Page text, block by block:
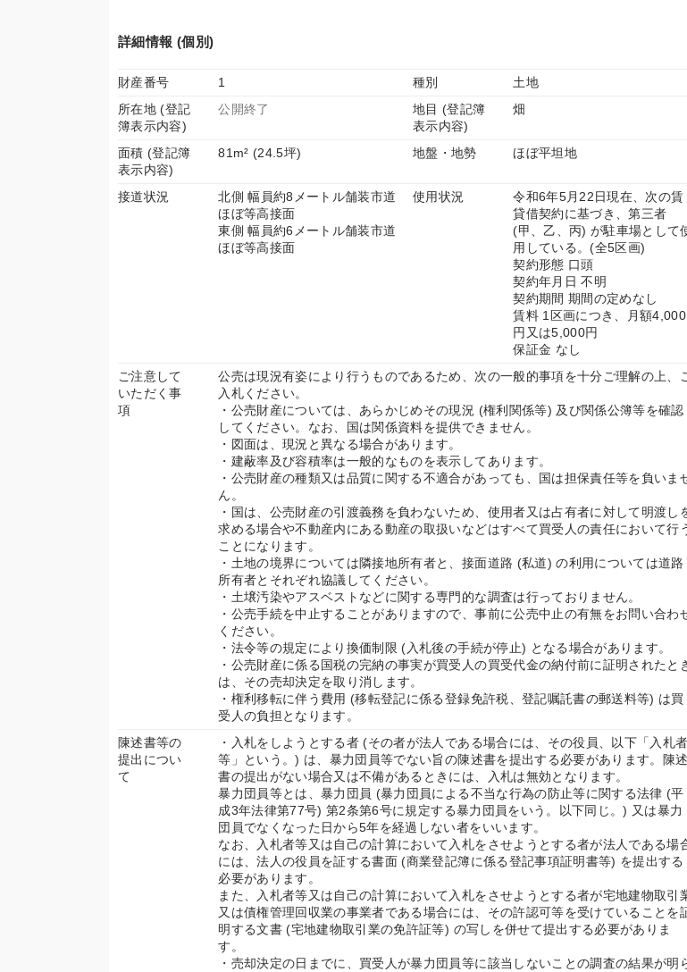
詳細情報 (個別)
財産番号 1 種別
土地
所在地 (登記
簿表示内容)
公開終了
地目 (登記簿
表示内容)
畑
面積 (登記簿
表示内容)
81m² (24.5坪) 地盤・地勢 ほぼ平坦地
接道状況
北側 幅員約8メートル舗装市道
ほぼ等高接面
東側 幅員約6メートル舗装市道
ほぼ等高接面
使用状況
令和6年5月22日現在、次の賃
貸借契約に基づき、第三者
(甲、乙、丙) が駐車場として
用している。(全5区画)
契約形態 口頭
契約年月日 不明
契約期間 期間の定めなし
賃料 1区画につき、月額4,000
円又は5,000円
保証金 なし
ご注意して
いただく事
項
公売は現況有姿により行うものであるため、次の一般的事項を十分ご理解の上、
入札ください。
・公売財産については、あらかじめその現況 (権利関係等) 及び関係公簿等を確認
してください。なお、国は関係資料を提供できません。
・図面は、現況と異なる場合があります。
・建蔽率及び容積率は一般的なものを表示してあります。
・公売財産の種類又は品質に関する不適合があっても、国は担保責任等を負いま
ん。
・国は、公売財産の引渡義務を負わないため、使用者又は占有者に対して明渡し
求める場合や不動産内にある動産の取扱いなどはすべて買受人の責任において行
ことになります。
・土地の境界については隣接地所有者と、接面道路 (私道) の利用については道路
所有者とそれぞれ協議してください。
・土壌汚染やアスベストなどに関する専門的な調査は行っておりません。
・公売手続を中止することがありますので、事前に公売中止の有無をお問い合わ
ください。
・法令等の規定により換価制限 (入札後の手続が停止) となる場合があります。
・公売財産に係る国税の完納の事実が買受人の買受代金の納付前に証明されたと
は、その売却決定を取り消します。
・権利移転に伴う費用 (移転登記に係る登録免許税、登記嘱託書の郵送料等) は買
受人の負担となります。
陳述書等の
提出につい
て
・入札をしようとする者 (その者が法人である場合には、その役員、以下「入札者
等」という。) は、暴力団員等でない旨の陳述書を提出する必要があります。陳述
書の提出がない場合又は不備があるときには、入札は無効となります。
暴力団員等とは、暴力団員 (暴力団員による不当な行為の防止等に関する法律 (平
成3年法律第77号) 第2条第6号に規定する暴力団員をいう。以下同じ。) 又は暴力
団員でなくなった日から5年を経過しない者をいいます。
なお、入札者等又は自己の計算において入札をさせようとする者が法人である場
には、法人の役員を証する書面 (商業登記簿に係る登記事項証明書等) を提出する
必要があります。
また、入札者等又は自己の計算において入札をさせようとする者が宅地建物取引
又は債権管理回収業の事業者である場合には、その許認可等を受けていることを
明する文書 (宅地建物取引業の免許証等) の写しを併せて提出する必要がありま
す。
・売却決定の日までに、買受人が暴力団員等に該当しないことの調査の結果が明